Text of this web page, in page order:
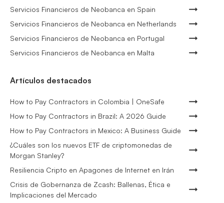
Servicios Financieros de Neobanca en Spain
Servicios Financieros de Neobanca en Netherlands
Servicios Financieros de Neobanca en Portugal
Servicios Financieros de Neobanca en Malta
Artículos destacados
How to Pay Contractors in Colombia | OneSafe
How to Pay Contractors in Brazil: A 2026 Guide
How to Pay Contractors in Mexico: A Business Guide
¿Cuáles son los nuevos ETF de criptomonedas de
Morgan Stanley?
Resiliencia Cripto en Apagones de Internet en Irán
Crisis de Gobernanza de Zcash: Ballenas, Ética e
Implicaciones del Mercado